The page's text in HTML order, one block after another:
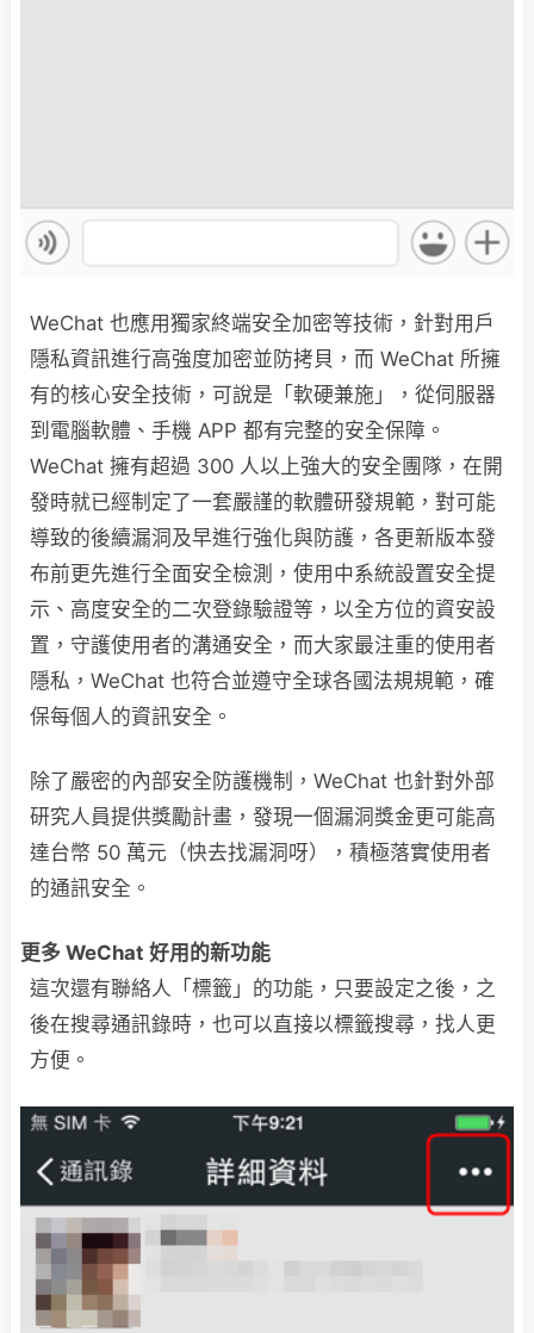
WeChat 也應用獨家終端安全加密等技術，針對用戶
隱私資訊進行高強度加密並防拷貝，而 WeChat 所擁
有的核心安全技術，可說是「軟硬兼施」，從伺服器
到電腦軟體、手機 APP 都有完整的安全保障。
WeChat 擁有超過 300 人以上強大的安全團隊，在開
發時就已經制定了一套嚴謹的軟體研發規範，對可能
導致的後續漏洞及早進行強化與防護，各更新版本發
布前更先進行全面安全檢測，使用中系統設置安全提
示、高度安全的二次登錄驗證等，以全方位的資安設
置，守護使用者的溝通安全，而大家最注重的使用者
隱私，WeChat 也符合並遵守全球各國法規規範，確
保每個人的資訊安全。
除了嚴密的內部安全防護機制，WeChat 也針對外部
研究人員提供獎勵計畫，發現一個漏洞獎金更可能高
達台幣 50 萬元（快去找漏洞呀），積極落實使用者
的通訊安全。
更多 WeChat 好用的新功能
這次還有聯絡人「標籤」的功能，只要設定之後，之
後在搜尋通訊錄時，也可以直接以標籤搜尋，找人更
方便。